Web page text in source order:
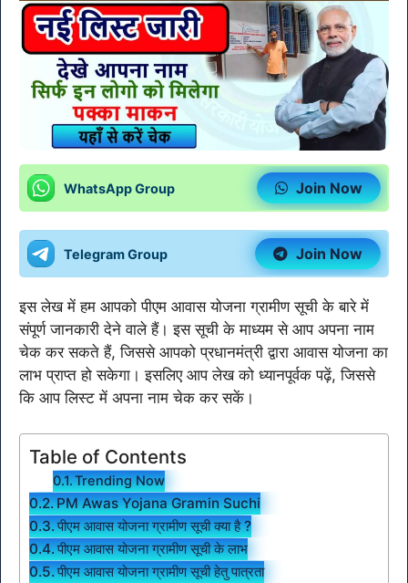
WhatsApp Group Join Now
Telegram Group Join Now
इस लेख में हम आपको पीएम आवास योजना ग्रामीण सूची के बारे में
संपूर्ण जानकारी देने वाले हैं। इस सूची के माध्यम से आप अपना नाम
चेक कर सकते हैं, जिससे आपको प्रधानमंत्री द्वारा आवास योजना का
लाभ प्राप्त हो सकेगा। इसलिए आप लेख को ध्यानपूर्वक पढ़ें, जिससे
कि आप लिस्ट में अपना नाम चेक कर सकें।
Table of Contents
Trending Now
PM Awas Yojana Gramin Suchi
पीएम आवास योजना ग्रामीण सूची क्या है ?
पीएम आवास योजना ग्रामीण सूची के लाभ
पीएम आवास योजना ग्रामीण सूची हेतु पात्रता